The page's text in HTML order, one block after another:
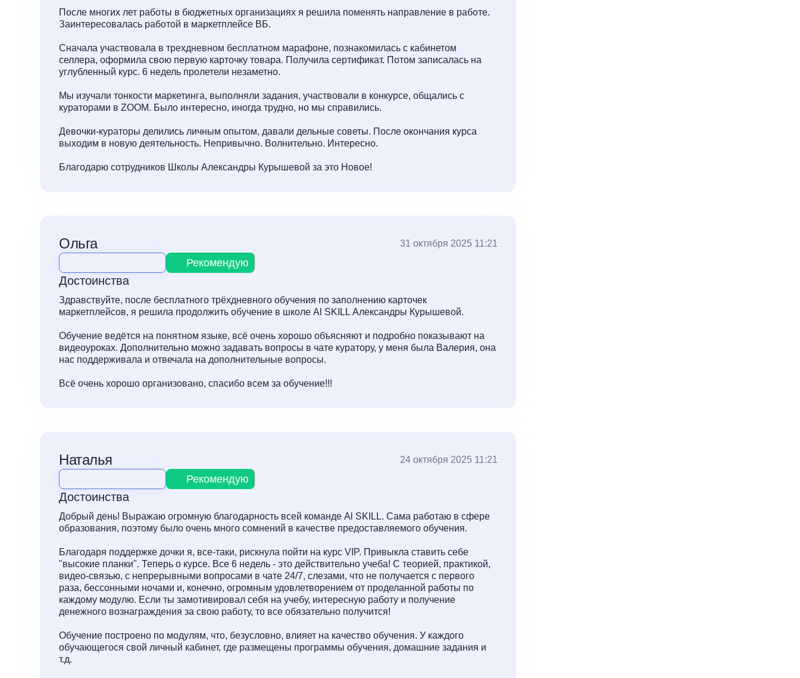
После многих лет работы в бюджетных организациях я решила поменять направление в работе.
Заинтересовалась работой в маркетплейсе ВБ.
Сначала участвовала в трехдневном бесплатном марафоне, познакомилась с кабинетом
селлера, оформила свою первую карточку товара. Получила сертификат. Потом записалась на
углубленный курс. 6 недель пролетели незаметно.
Мы изучали тонкости маркетинга, выполняли задания, участвовали в конкурсе, общались с
кураторами в ZOOM. Было интересно, иногда трудно, но мы справились.
Девочки-кураторы делились личным опытом, давали дельные советы. После окончания курса
выходим в новую деятельность. Непривычно. Волнительно. Интересно.
Благодарю сотрудников Школы Александры Курышевой за это Новое!
Ольга 31 октября 2025 11:21
Рекомендую
Достоинства
Здравствуйте, после бесплатного трёхдневного обучения по заполнению карточек
маркетплейсов, я решила продолжить обучение в школе Al SKILL Александры Курышевой.
Обучение ведётся на понятном языке, всё очень хорошо объясняют и подробно показывают на
видеоуроках. Дополнительно можно задавать вопросы в чате куратору, у меня была Валерия, она
нас поддерживала и отвечала на дополнительные вопросы.
Всё очень хорошо организовано, спасибо всем за обучение!!!
Наталья 24 октября 2025 11:21
Рекомендую
Достоинства
Добрый день! Выражаю огромную благодарность всей команде Al SKILL. Сама работаю в сфере
образования, поэтому было очень много сомнений в качестве предоставляемого обучения.
Благодаря поддержке дочки я, все-таки, рискнула пойти на курс VIP. Привыкла ставить себе
"высокие планки". Теперь о курсе. Все 6 недель - это действительно учеба! С теорией, практикой,
видео-связью, с непрерывными вопросами в чате 24/7, слезами, что не получается с первого
раза, бессонными ночами и, конечно, огромным удовлетворением от проделанной работы по
каждому модулю. Если ты замотивировал себя на учебу, интересную работу и получение
денежного вознаграждения за свою работу, то все обязательно получится!
Обучение построено по модулям, что, безусловно, влияет на качество обучения. У каждого
обучающегося свой личный кабинет, где размещены программы обучения, домашние задания и
т.д.